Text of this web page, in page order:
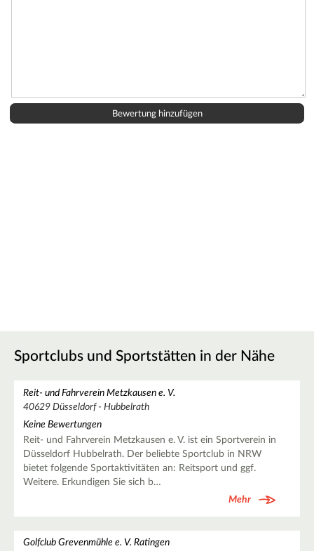
Sportclubs und Sportstätten in der Nähe
Reit- und Fahrverein Metzkausen e. V.
40629 Düsseldorf - Hubbelrath
Keine Bewertungen
Reit- und Fahrverein Metzkausen e. V. ist ein Sportverein in
Düsseldorf Hubbelrath. Der beliebte Sportclub in NRW
bietet folgende Sportaktivitäten an: Reitsport und ggf.
Weitere. Erkundigen Sie sich b…
Mehr
Golfclub Grevenmühle e. V. Ratingen